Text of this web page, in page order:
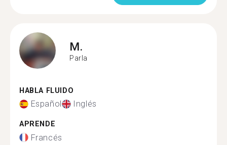
M.
Parla
HABLA FLUIDO
Español Inglés
APRENDE
Francés